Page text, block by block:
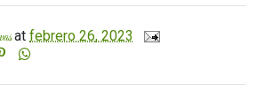
at febrero 26, 2023